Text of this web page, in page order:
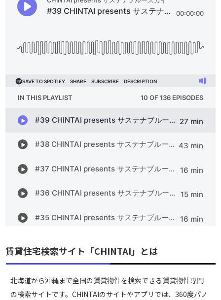
賃貸住宅検索サイト「CHINTAI」とは
北海道から沖縄まで全国の賃貸物件を検索できる賃貸物件専門
の検索サイトです。CHINTAIのサイトやアプリでは、360度パノ